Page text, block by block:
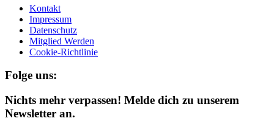
Kontakt
Impressum
Datenschutz
Mitglied Werden
Cookie-Richtlinie
Folge uns:
Nichts mehr verpassen! Melde dich zu unserem
Newsletter an.